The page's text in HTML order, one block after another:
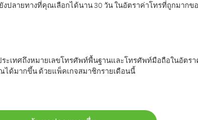
ปลายทางที่คุณเลือกได้นาน 30 วัน ในอัตราค่าโทรที่ถูกมากข
ะเทศถึงหมายเลขโทรศัพท์พื้นฐานและโทรศัพท์มือถือในอัตร
ด้มากขึ้น ด้วยแพ็คเกจสมาชิกรายเดือนนี้